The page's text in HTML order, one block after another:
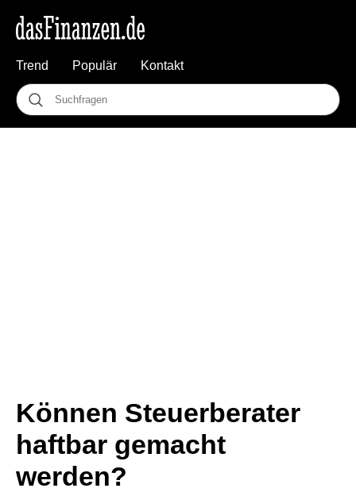
Trend Populär Kontakt
Können Steuerberater
haftbar gemacht
werden?